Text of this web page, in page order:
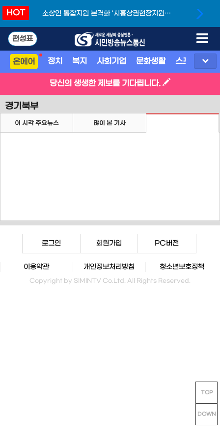
HOT
소상인 통합지원 본격화 ‘시흥상권현장지원단’
편성표
온에어 정치 복지 사회기업 문화생활 스포츠 지
당신의 생생한 제보를 기다립니다.
경기북부
이 시각 주요뉴스 많이 본 기사
로그인 회원가입 PC버전
이용약관 개인정보처리방침 청소년보호정책
Copyright by SIMINTV Co.Ltd. All Rights Reserved.
TOP
DOWN